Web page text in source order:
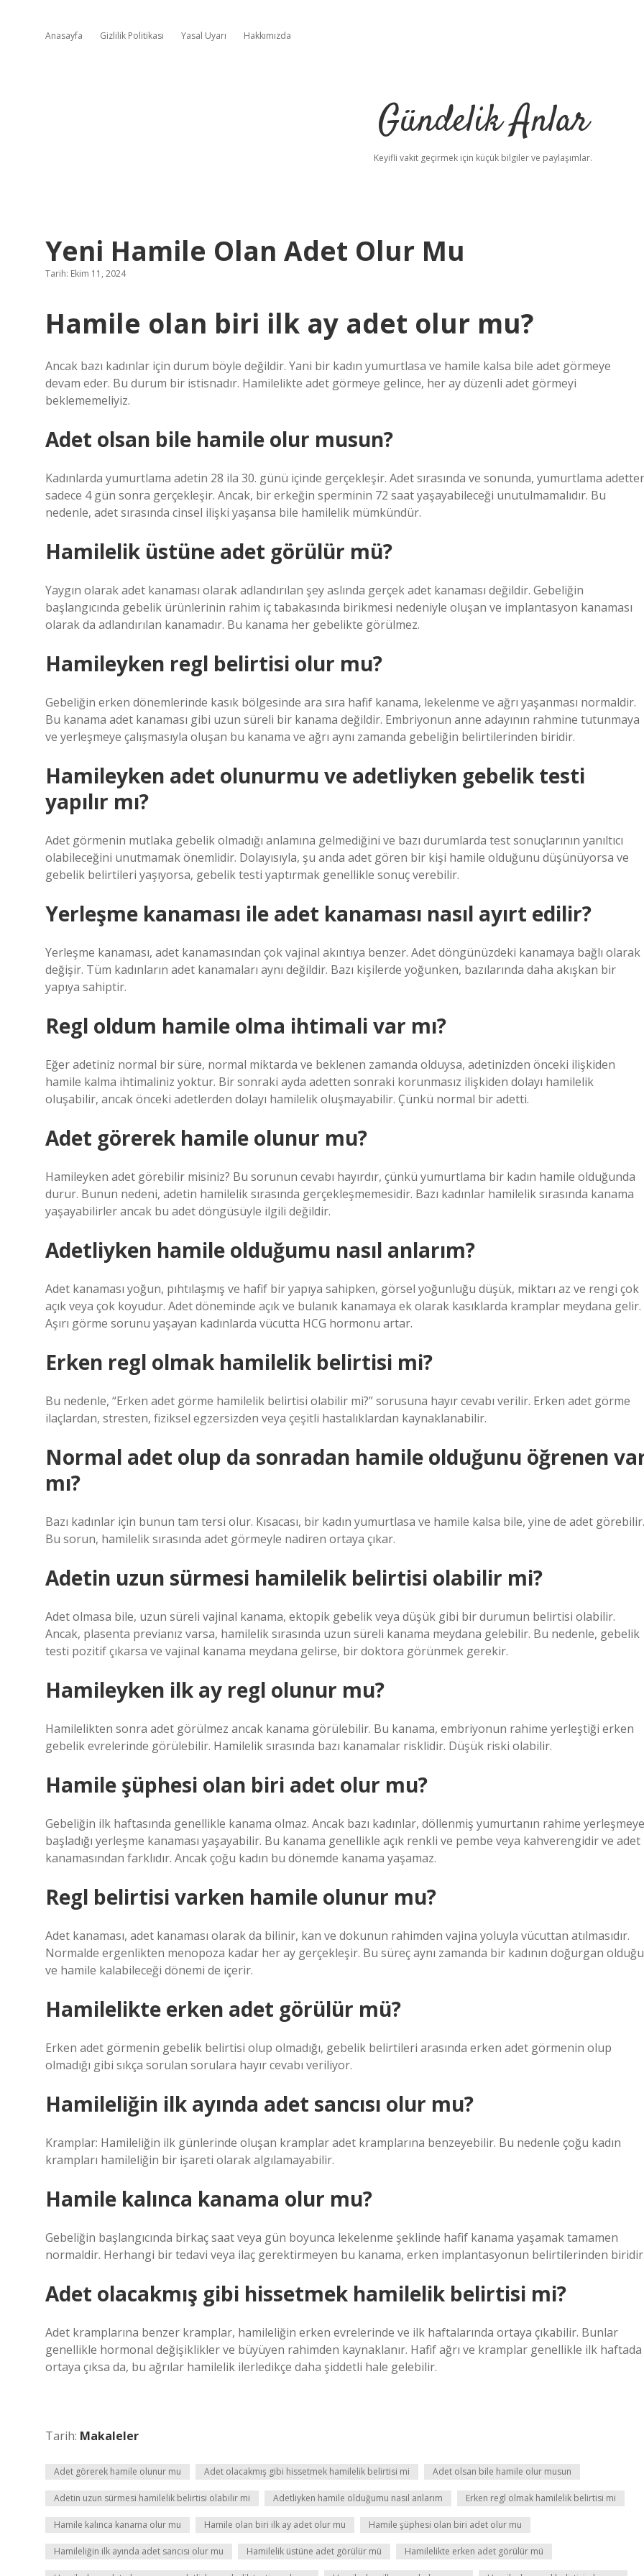
Anasayfa Gizlilik Politikası Yasal Uyarı Hakkımızda
Gündelik Anlar
Keyifli vakit geçirmek için küçük bilgiler ve paylaşımlar.
Yeni Hamile Olan Adet Olur Mu
Tarih: Ekim 11, 2024
Hamile olan biri ilk ay adet olur mu?
Ancak bazı kadınlar için durum böyle değildir. Yani bir kadın yumurtlasa ve hamile kalsa bile adet görmeye
devam eder. Bu durum bir istisnadır. Hamilelikte adet görmeye gelince, her ay düzenli adet görmeyi
beklememeliyiz.
Adet olsan bile hamile olur musun?
Kadınlarda yumurtlama adetin 28 ila 30. günü içinde gerçekleşir. Adet sırasında ve sonunda, yumurtlama
sadece 4 gün sonra gerçekleşir. Ancak, bir erkeğin sperminin 72 saat yaşayabileceği unutulmamalıdır. Bu
nedenle, adet sırasında cinsel ilişki yaşansa bile hamilelik mümkündür.
Hamilelik üstüne adet görülür mü?
Yaygın olarak adet kanaması olarak adlandırılan şey aslında gerçek adet kanaması değildir. Gebeliğin
başlangıcında gebelik ürünlerinin rahim iç tabakasında birikmesi nedeniyle oluşan ve implantasyon kanaması
olarak da adlandırılan kanamadır. Bu kanama her gebelikte görülmez.
Hamileyken regl belirtisi olur mu?
Gebeliğin erken dönemlerinde kasık bölgesinde ara sıra hafif kanama, lekelenme ve ağrı yaşanması normaldir.
Bu kanama adet kanaması gibi uzun süreli bir kanama değildir. Embriyonun anne adayının rahmine tutunmaya
ve yerleşmeye çalışmasıyla oluşan bu kanama ve ağrı aynı zamanda gebeliğin belirtilerinden biridir.
Hamileyken adet olunurmu ve adetliyken gebelik testi
yapılır mı?
Adet görmenin mutlaka gebelik olmadığı anlamına gelmediğini ve bazı durumlarda test sonuçlarının yanıltıcı
olabileceğini unutmamak önemlidir. Dolayısıyla, şu anda adet gören bir kişi hamile olduğunu düşünüyorsa ve
gebelik belirtileri yaşıyorsa, gebelik testi yaptırmak genellikle sonuç verebilir.
Yerleşme kanaması ile adet kanaması nasıl ayırt edilir?
Yerleşme kanaması, adet kanamasından çok vajinal akıntıya benzer. Adet döngünüzdeki kanamaya bağlı olarak
değişir. Tüm kadınların adet kanamaları aynı değildir. Bazı kişilerde yoğunken, bazılarında daha akışkan bir
yapıya sahiptir.
Regl oldum hamile olma ihtimali var mı?
Eğer adetiniz normal bir süre, normal miktarda ve beklenen zamanda olduysa, adetinizden önceki ilişkiden
hamile kalma ihtimaliniz yoktur. Bir sonraki ayda adetten sonraki korunmasız ilişkiden dolayı hamilelik
oluşabilir, ancak önceki adetlerden dolayı hamilelik oluşmayabilir. Çünkü normal bir adetti.
Adet görerek hamile olunur mu?
Hamileyken adet görebilir misiniz? Bu sorunun cevabı hayırdır, çünkü yumurtlama bir kadın hamile olduğunda
durur. Bunun nedeni, adetin hamilelik sırasında gerçekleşmemesidir. Bazı kadınlar hamilelik sırasında kanama
yaşayabilirler ancak bu adet döngüsüyle ilgili değildir.
Adetliyken hamile olduğumu nasıl anlarım?
Adet kanaması yoğun, pıhtılaşmış ve hafif bir yapıya sahipken, görsel yoğunluğu düşük, miktarı az ve rengi çok
açık veya çok koyudur. Adet döneminde açık ve bulanık kanamaya ek olarak kasıklarda kramplar meydana gelir.
Aşırı görme sorunu yaşayan kadınlarda vücutta HCG hormonu artar.
Erken regl olmak hamilelik belirtisi mi?
Bu nedenle, “Erken adet görme hamilelik belirtisi olabilir mi?” sorusuna hayır cevabı verilir. Erken adet görme
ilaçlardan, stresten, fiziksel egzersizden veya çeşitli hastalıklardan kaynaklanabilir.
Normal adet olup da sonradan hamile olduğunu öğrenen
mı?
Bazı kadınlar için bunun tam tersi olur. Kısacası, bir kadın yumurtlasa ve hamile kalsa bile, yine de adet görebilir.
Bu sorun, hamilelik sırasında adet görmeyle nadiren ortaya çıkar.
Adetin uzun sürmesi hamilelik belirtisi olabilir mi?
Adet olmasa bile, uzun süreli vajinal kanama, ektopik gebelik veya düşük gibi bir durumun belirtisi olabilir.
Ancak, plasenta previanız varsa, hamilelik sırasında uzun süreli kanama meydana gelebilir. Bu nedenle, gebelik
testi pozitif çıkarsa ve vajinal kanama meydana gelirse, bir doktora görünmek gerekir.
Hamileyken ilk ay regl olunur mu?
Hamilelikten sonra adet görülmez ancak kanama görülebilir. Bu kanama, embriyonun rahime yerleştiği erken
gebelik evrelerinde görülebilir. Hamilelik sırasında bazı kanamalar risklidir. Düşük riski olabilir.
Hamile şüphesi olan biri adet olur mu?
Gebeliğin ilk haftasında genellikle kanama olmaz. Ancak bazı kadınlar, döllenmiş yumurtanın rahime yerleşmeye
başladığı yerleşme kanaması yaşayabilir. Bu kanama genellikle açık renkli ve pembe veya kahverengidir ve adet
kanamasından farklıdır. Ancak çoğu kadın bu dönemde kanama yaşamaz.
Regl belirtisi varken hamile olunur mu?
Adet kanaması, adet kanaması olarak da bilinir, kan ve dokunun rahimden vajina yoluyla vücuttan atılmasıdır.
Normalde ergenlikten menopoza kadar her ay gerçekleşir. Bu süreç aynı zamanda bir kadının doğurgan olduğu
ve hamile kalabileceği dönemi de içerir.
Hamilelikte erken adet görülür mü?
Erken adet görmenin gebelik belirtisi olup olmadığı, gebelik belirtileri arasında erken adet görmenin olup
olmadığı gibi sıkça sorulan sorulara hayır cevabı veriliyor.
Hamileliğin ilk ayında adet sancısı olur mu?
Kramplar: Hamileliğin ilk günlerinde oluşan kramplar adet kramplarına benzeyebilir. Bu nedenle çoğu kadın
krampları hamileliğin bir işareti olarak algılamayabilir.
Hamile kalınca kanama olur mu?
Gebeliğin başlangıcında birkaç saat veya gün boyunca lekelenme şeklinde hafif kanama yaşamak tamamen
normaldir. Herhangi bir tedavi veya ilaç gerektirmeyen bu kanama, erken implantasyonun belirtilerinden biridir.
Adet olacakmış gibi hissetmek hamilelik belirtisi mi?
Adet kramplarına benzer kramplar, hamileliğin erken evrelerinde ve ilk haftalarında ortaya çıkabilir. Bunlar
genellikle hormonal değişiklikler ve büyüyen rahimden kaynaklanır. Hafif ağrı ve kramplar genellikle ilk haftada
ortaya çıksa da, bu ağrılar hamilelik ilerledikçe daha şiddetli hale gelebilir.
Tarih: Makaleler
Adet görerek hamile olunur mu Adet olacakmış gibi hissetmek hamilelik belirtisi mi Adet olsan bile hamile olur musun
Adetin uzun sürmesi hamilelik belirtisi olabilir mi Adetliyken hamile olduğumu nasıl anlarım Erken regl olmak hamilelik belirtisi mi
Hamile kalınca kanama olur mu Hamile olan biri ilk ay adet olur mu Hamile şüphesi olan biri adet olur mu
Hamileliğin ilk ayında adet sancısı olur mu Hamilelik üstüne adet görülür mü Hamilelikte erken adet görülür mü